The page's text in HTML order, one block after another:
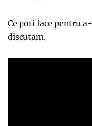
Ce poti face pentru
discutam.